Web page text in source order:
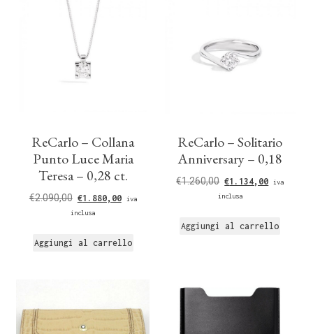
ReCarlo – Collana
Punto Luce Maria
Teresa – 0,28 ct.
€2.090,00 €1.880,00
iva
inclusa
Aggiungi al carrello
ReCarlo – Solitario
Anniversary – 0,18
€1.260,00 €1.134,00
iva
inclusa
Aggiungi al carrello